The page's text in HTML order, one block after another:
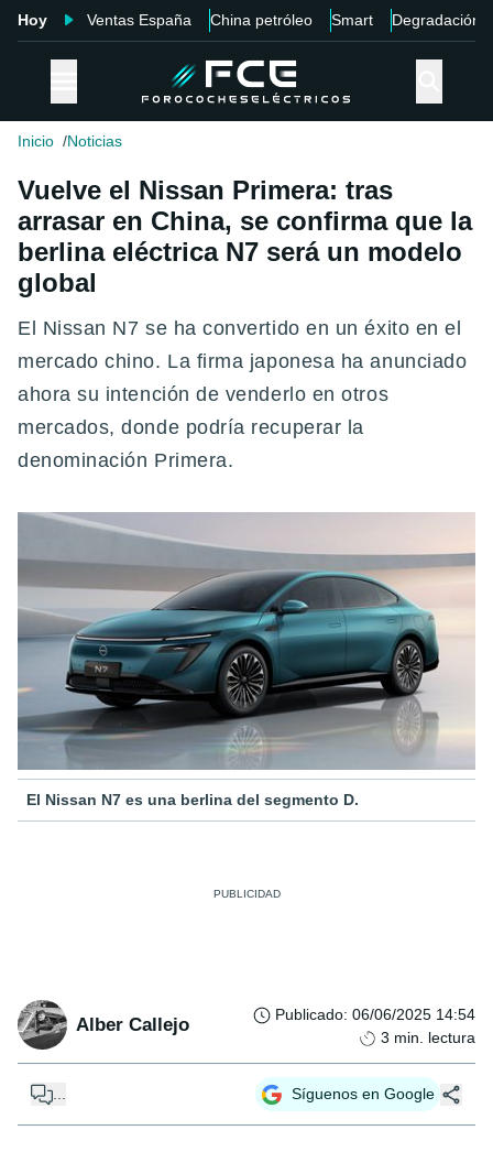
Hoy Ventas España China petróleo Smart Degradación
Inicio Noticias
Vuelve el Nissan Primera: tras
arrasar en China, se confirma que la
berlina eléctrica N7 será un modelo
global
El Nissan N7 se ha convertido en un éxito en el
mercado chino. La firma japonesa ha anunciado
ahora su intención de venderlo en otros
mercados, donde podría recuperar la
denominación Primera.
El Nissan N7 es una berlina del segmento D.
Alber Callejo Publicado: 06/06/2025 14:54
3 min. lectura
... Síguenos en Google